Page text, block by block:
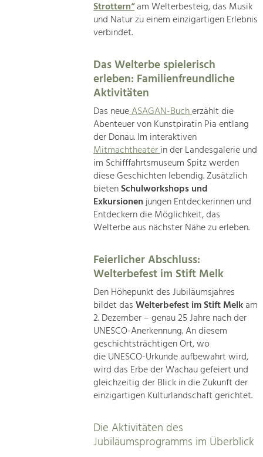
Strottern“am Welterbesteig, das Musik
und Natur zu einem einzigartigen Erlebnis
verbindet.
Das Welterbe spielerisch
erleben: Familienfreundliche
Aktivitäten
Das neueASAGAN-Bucherzählt die
Abenteuer von Kunstpiratin Pia entlang
der Donau. Im interaktiven
Mitmachtheaterin der Landesgalerie und
im Schifffahrtsmuseum Spitz werden
diese Geschichten lebendig. Zusätzlich
bietenSchulworkshops und
Exkursionenjungen Entdeckerinnen und
Entdeckern die Möglichkeit, das
Welterbe aus nächster Nähe zu erleben.
Feierlicher Abschluss:
Welterbefest im Stift Melk
Den Höhepunkt des Jubiläumsjahres
bildet dasWelterbefest im Stift Melkam
2. Dezember – genau 25 Jahre nach der
UNESCO-Anerkennung. An diesem
geschichtsträchtigen Ort, wo
die UNESCO-Urkunde aufbewahrt wird,
wird das Erbe der Wachau gefeiert und
gleichzeitig der Blick in die Zukunft der
einzigartigen Kulturlandschaft gerichtet.
Die Aktivitäten des
Jubiläumsprogramms im Überblick